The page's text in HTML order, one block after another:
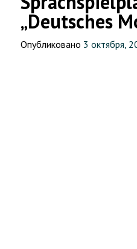
„Deutsches
Опубликовано 3 октября,